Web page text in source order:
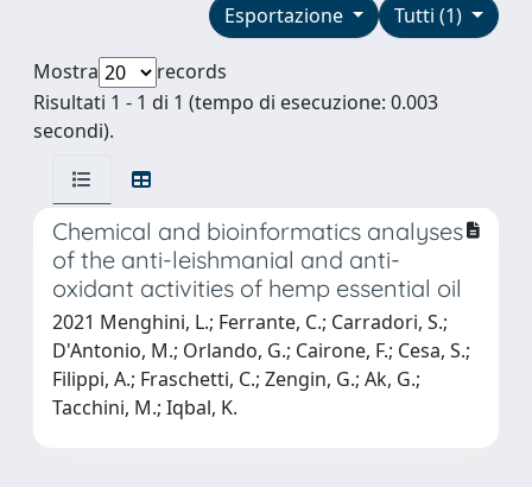
Tutti (1)
Esportazione
Mostra
records
Risultati 1 - 1 di 1 (tempo di esecuzione: 0.003
secondi).
Chemical and bioinformatics analyses
of the anti-leishmanial and anti-
oxidant activities of hemp essential oil
2021 Menghini, L.; Ferrante, C.; Carradori, S.;
D'Antonio, M.; Orlando, G.; Cairone, F.; Cesa, S.;
Filippi, A.; Fraschetti, C.; Zengin, G.; Ak, G.;
Tacchini, M.; Iqbal, K.